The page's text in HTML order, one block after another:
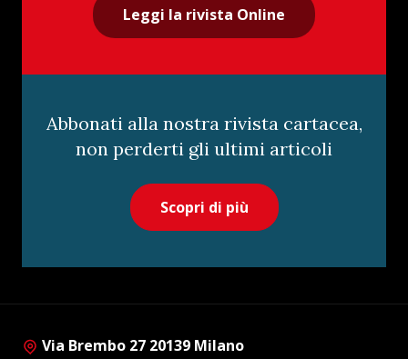
Leggi la rivista Online
Abbonati alla nostra rivista cartacea,
non perderti gli ultimi articoli
Scopri di più
Via Brembo 27 20139 Milano